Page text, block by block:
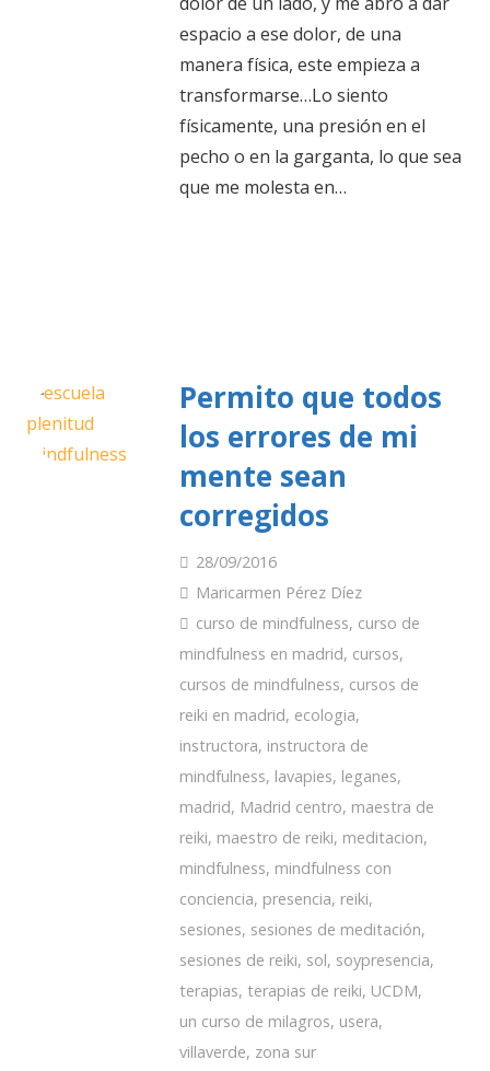
espacio a ese dolor, de una
manera física, este empieza a
transformarse…Lo siento
físicamente, una presión en el
pecho o en la garganta, lo que sea
que me molesta en…
Permito que todos
los errores de mi
mente sean
corregidos
28/09/2016
Maricarmen Pérez Díez
curso de mindfulness, curso de
mindfulness en madrid, cursos,
cursos de mindfulness, cursos de
reiki en madrid, ecologia,
instructora, instructora de
mindfulness, lavapies, leganes,
madrid, Madrid centro, maestra de
reiki, maestro de reiki, meditacion,
mindfulness, mindfulness con
conciencia, presencia, reiki,
sesiones, sesiones de meditación,
sesiones de reiki, sol, soypresencia,
terapias, terapias de reiki, UCDM,
un curso de milagros, usera,
villaverde, zona sur